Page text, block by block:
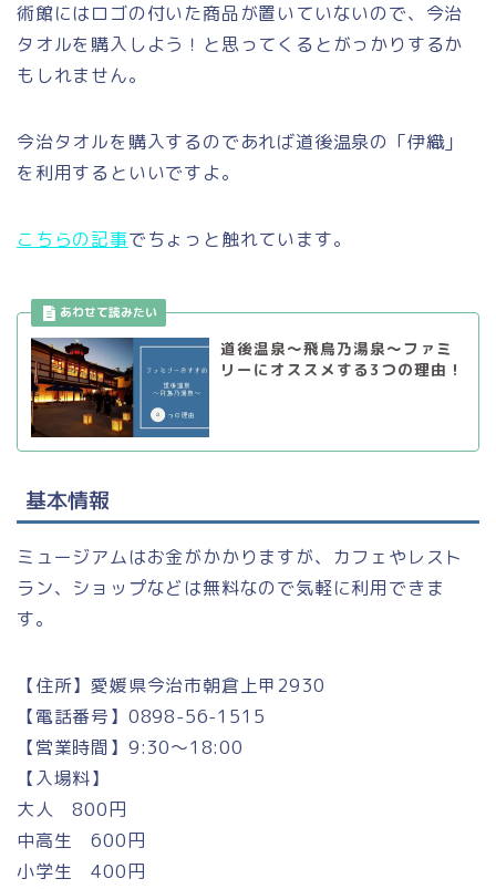
術館にはロゴの付いた商品が置いていないので、今治
タオルを購入しよう！と思ってくるとがっかりするか
もしれません。
今治タオルを購入するのであれば道後温泉の「伊織」
を利用するといいですよ。
こちらの記事でちょっと触れています。
道後温泉～飛鳥乃湯泉～ファミ
リーにオススメする3つの理由！
基本情報
ミュージアムはお金がかかりますが、カフェやレスト
ラン、ショップなどは無料なので気軽に利用できま
す。
【住所】愛媛県今治市朝倉上甲2930
【電話番号】0898-56-1515
【営業時間】9:30～18:00
【入場料】
大人 800円
中高生 600円
小学生 400円